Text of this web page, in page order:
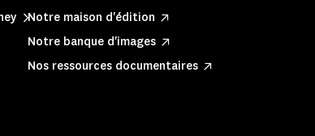
Notre maison d'édition
Notre banque d'images
Nos ressources documentaires